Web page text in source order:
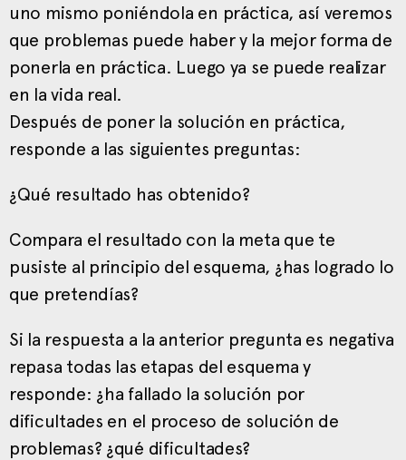
uno mismo poniéndola en práctica, así veremos
que problemas puede haber y la mejor forma de
ponerla en práctica. Luego ya se puede realizar
en la vida real.
Después de poner la solución en práctica,
responde a las siguientes preguntas:
¿Qué resultado has obtenido?
Compara el resultado con la meta que te
pusiste al principio del esquema, ¿has logrado lo
que pretendías?
Si la respuesta a la anterior pregunta es negativa
repasa todas las etapas del esquema y
responde: ¿ha fallado la solución por
dificultades en el proceso de solución de
problemas? ¿qué dificultades?